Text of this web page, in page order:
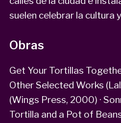
suelen celebrar la cultura
Obras
Get Your Tortillas
Other Selected Works
(Wings Press, 2000) ·
Tortilla and a Pot of